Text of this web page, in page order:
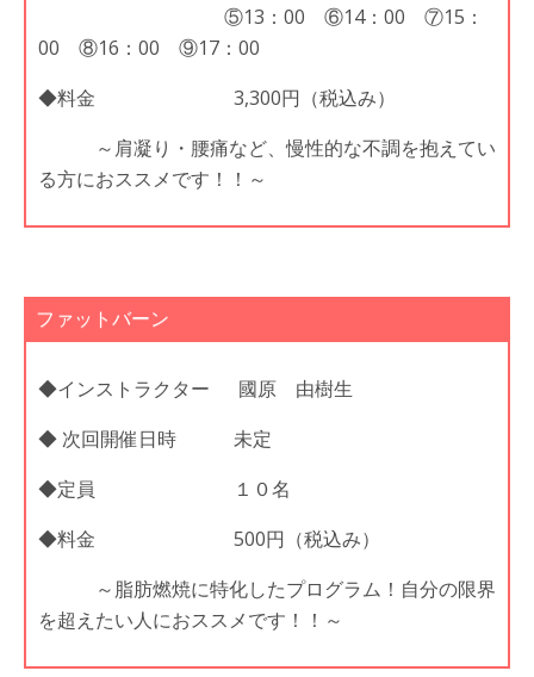
⑤13：00 ⑥14：00 ⑦15：
00 ⑧16：00 ⑨17：00
◆料金 3,300円（税込み）
～肩凝り・腰痛など、慢性的な不調を抱えてい
る方におススメです！！～
ファットバーン
◆インストラクター 國原 由樹生
◆ 次回開催日時 未定
◆定員 １０名
◆料金 500円（税込み）
～脂肪燃焼に特化したプログラム！自分の限界
を超えたい人におススメです！！～